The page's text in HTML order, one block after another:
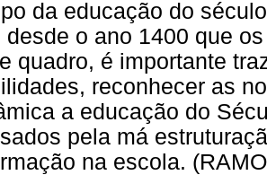
da educação do
desde o ano 1400 que
quadro, é importante
reconhecer as
a educação do
pela má
na escola.